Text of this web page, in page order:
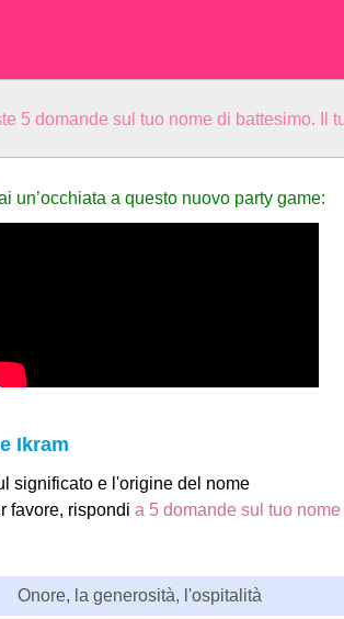
5 domande sul tuo nome di battesimo. Il
un’occhiata a questo nuovo party game:
Ikram
significato e l'origine del nome
favore, rispondi a 5 domande sul tuo nome
Onore, la generosità, l'ospitalità